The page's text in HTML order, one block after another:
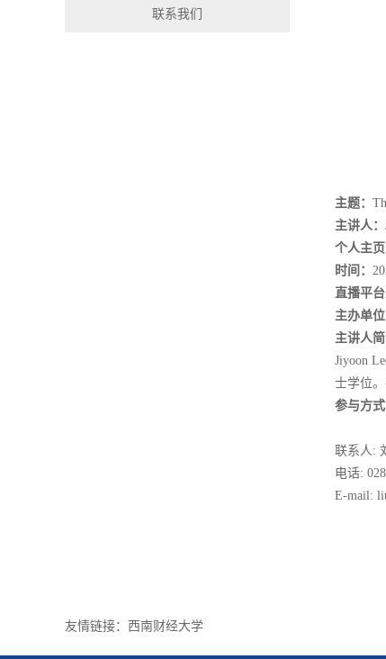
联系我们
主题：
主讲人：
个人主页
时间：
直播平台
主办单位
主讲人简
Jiyoon
士学位
参与方式
联系人:
电话:
E-mail:
友情链接： 西南财经大学